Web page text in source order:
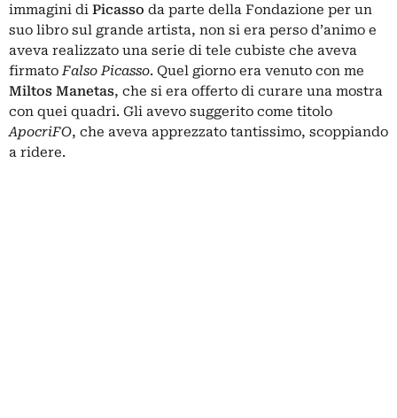
immagini di Picasso da parte della Fondazione per un
suo libro sul grande artista, non si era perso d’animo e
aveva realizzato una serie di tele cubiste che aveva
firmatoFalso Picasso. Quel giorno era venuto con me
Miltos Manetas, che si era offerto di curare una mostra
con quei quadri. Gli avevo suggerito come titolo
ApocriFO, che aveva apprezzato tantissimo, scoppiando
a ridere.